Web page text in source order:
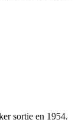
sortie en 1954.